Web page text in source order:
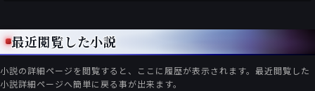
最近閲覧した小説
小説の詳細ページを閲覧すると、ここに履歴が表示されます。最近閲覧した
小説詳細ページへ簡単に戻る事が出来ます。